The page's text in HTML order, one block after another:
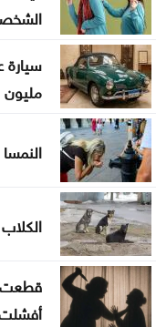
قطعت
أفشلت